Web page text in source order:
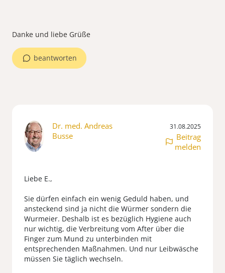
beantworten
Dr. med. Andreas
Busse
31.08.2025
Beitrag
melden
Liebe E.,
Sie dürfen einfach ein wenig Geduld haben, und
ansteckend sind ja nicht die Würmer sondern die
Wurmeier. Deshalb ist es bezüglich Hygiene auch
nur wichtig, die Verbreitung vom After über die
Finger zum Mund zu unterbinden mit
entsprechenden Maßnahmen. Und nur Leibwäsche
müssen Sie täglich wechseln.